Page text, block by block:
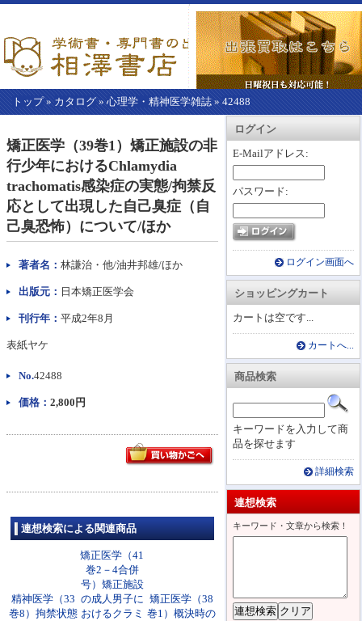
トップ» カタログ » 心理学・精神医学雑誌 » 42488
カートを見る
ログイン
E-Mailアドレス:
パスワード:
ログイン画面へ
ショッピングカート
カートは空です...
カートへ...
商品検索
キーワードを入力して商
品を探せます
詳細検索
連想検索
キーワード・文章から検索！
こ
か
ら
本
文】
矯正医学（39巻1）矯正施設の非
行少年におけるChlamydia
trachomatis感染症の実態/拘禁反
応として出現した自己臭症（自
己臭恐怖）について/ほか
著者名： 林謙治・他/油井邦雄/ほか
出版元： 日本矯正医学会
刊行年： 平成2年8月
表紙ヤケ
No.42488
価格： 2,800円
連想検索による関連商品
精神医学（33
巻8）拘禁状態
矯正医学（41
巻2－4合併
号）矯正施設
の成人男子に
おけるクラミ
矯正医学（38
巻1）概決時の